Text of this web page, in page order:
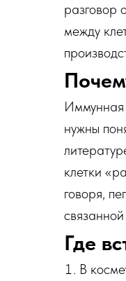
разговор
между
Иммунная
нужны
клетки
говоря,
Где
В